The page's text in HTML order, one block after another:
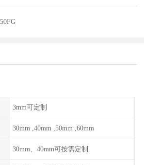
3mm可定制
30mm ,40mm ,50mm ,60mm
30mm、40mm可按需定制